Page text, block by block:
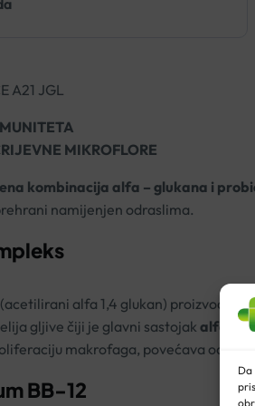
Da
A21 JGL
MIKROFLORE
kombinacija alfa – glukana i
namijenjen odraslima.
alfa 1,4 glukan) proizvodi
gljive čiji je glavni sastojak alfa –
makrofaga, povećava
BB-12